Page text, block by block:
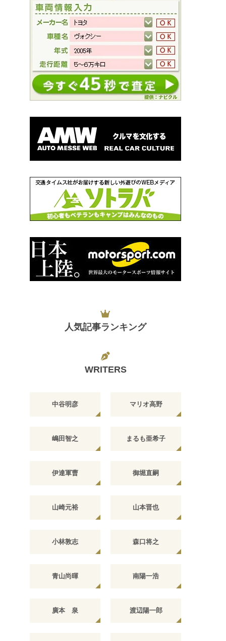
人気記事ランキング
WRITERS
中谷明彦 マリオ高野
嶋田智之 まるも亜希子
伊達軍曹 御堀直嗣
山崎元裕 山本晋也
小林敦志 森口将之
青山尚暉 南陽一浩
廣本 泉 渡辺陽一郎